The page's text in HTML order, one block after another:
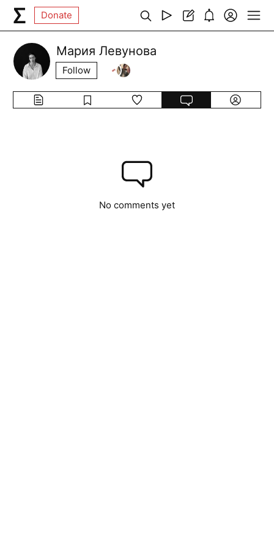
Donate
Мария Левунова
Follow
No comments yet